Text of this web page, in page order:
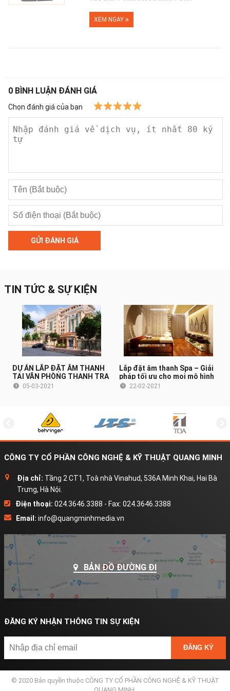
- Đáp tuyến tần số: 120~15,000Hz
XEM NGAY
0 BÌNH LUẬN ĐÁNH GIÁ
Chọn đánh giá của bạn
GỬI ĐÁNH GIÁ
TIN TỨC & SỰ KIỆN
DỰ ÁN LẮP ĐẶT ÂM THANH
TẠI VĂN PHÒNG THANH TRA
CHÍNH PHỦ (HÀ NỘI)
05-03-2021
Lắp đặt âm thanh Spa – Giải
pháp tối ưu cho mọi mô hình
Spa22-02-2021
CÔNG TY CỔ PHẦN CÔNG NGHỆ & KỸ THUẬT QUANG MINH
Địa chỉ: Tầng 2 CT1, Toà nhà Vinahud, 536A Minh Khai, Hai Bà
Trưng, Hà Nội.
Điện thoại: 024.3646.3388 - Fax: 024.3646.3388
Email: info@quangminhmedia.vn
BẢN ĐỒ ĐƯỜNG ĐI
ĐĂNG KÝ NHẬN THÔNG TIN SỰ KIỆN
ĐĂNG KÝ
© 2020 Bản quyền thuộc CÔNG TY CỔ PHẦN CÔNG NGHỆ & KỸ THUẬT